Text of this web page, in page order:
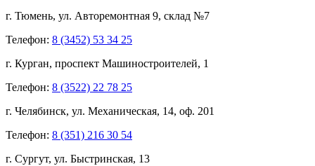
г. Тюмень, ул. Авторемонтная 9, склад №7
Телефон: 8 (3452) 53 34 25
г. Курган, проспект Машиностроителей, 1
Телефон: 8 (3522) 22 78 25
г. Челябинск, ул. Механическая, 14, оф. 201
Телефон: 8 (351) 216 30 54
г. Сургут, ул. Быстринская, 13